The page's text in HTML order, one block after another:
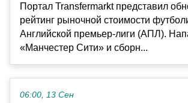
Портал Transfermarkt представил
рейтинг рыночной стоимости
Английской премьер-лиги (АПЛ).
«Манчестер Сити» и сборн...
06:00, 13 Сен